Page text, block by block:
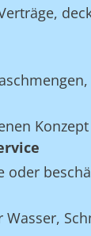
oder
Wasser,